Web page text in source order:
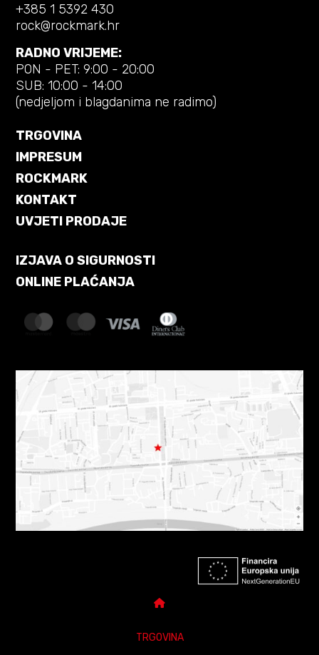
+385 1 5392 430
rock@rockmark.hr
RADNO VRIJEME:
PON - PET: 9:00 - 20:00
SUB: 10:00 - 14:00
(nedjeljom i blagdanima ne radimo)
TRGOVINA
IMPRESUM
ROCKMARK
KONTAKT
UVJETI PRODAJE
IZJAVA O SIGURNOSTI
ONLINE PLAĆANJA
TRGOVINA